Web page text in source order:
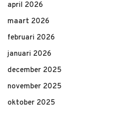
april 2026
maart 2026
februari 2026
januari 2026
december 2025
november 2025
oktober 2025